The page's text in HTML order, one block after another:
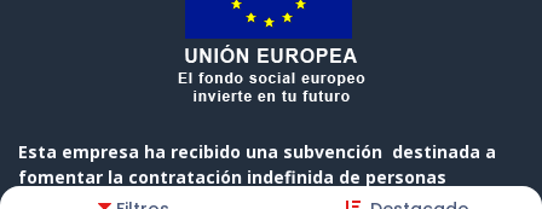
Esta empresa ha recibido una subvención destinada a
fomentar la contratación indefinida de personas
desempleadas, cofinanciada al 50 % por el Gobierno de